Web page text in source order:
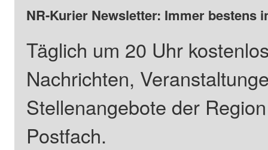
NR-Kurier Newsletter: Immer bestens
Täglich um 20 Uhr
Nachrichten,
Stellenangebote der
Postfach.